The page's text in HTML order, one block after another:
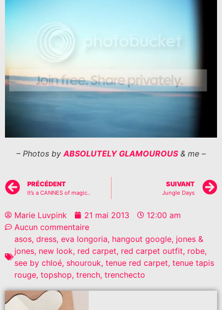
– Photos byABSOLUTELY GLAMOUROUS& me –
PRÉCÉDENT
It’s a CANNES of magic..
SUIVANT
Jungle Days
Marie Luvpink 21 mai 2013
12:00 am
Aucun commentaire
asos, dress, eva longoria, hangout google, jones &
jones, new look, red carpet, red carpet outfit, robe,
see by chloé, shourouk, tenue red carpet, tenue tapis
rouge, topshop, trench, trenchecto